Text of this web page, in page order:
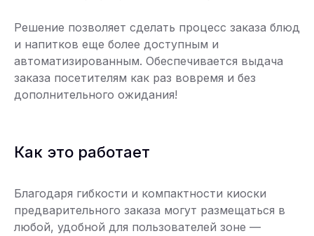
Решение позволяет сделать процесс заказа блюд
и напитков еще более доступным и
автоматизированным. Обеспечивается выдача
заказа посетителям как раз вовремя и без
дополнительного ожидания!
Как это работает
Благодаря гибкости и компактности киоски
предварительного заказа могут размещаться в
любой, удобной для пользователей зоне —